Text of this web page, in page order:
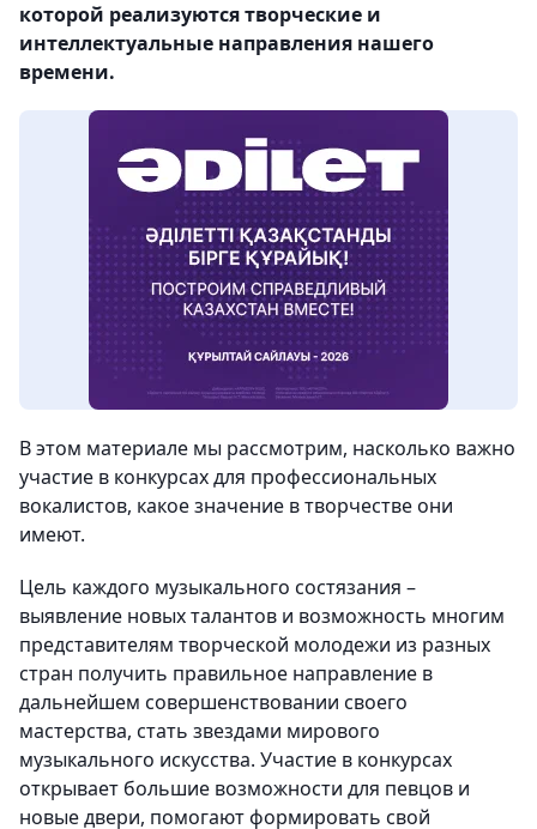
которой реализуются творческие и
интеллектуальные направления нашего
времени.
В этом материале мы рассмотрим, насколько важно
участие в конкурсах для профессиональных
вокалистов, какое значение в творчестве они
имеют.
Цель каждого музыкального состязания –
выявление новых талантов и возможность многим
представителям творческой молодежи из разных
стран получить правильное направление в
дальнейшем совершенствовании своего
мастерства, стать звездами мирового
музыкального искусства. Участие в конкурсах
открывает большие возможности для певцов и
новые двери, помогают формировать свой